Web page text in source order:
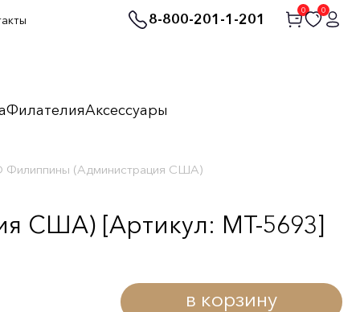
8-800-201-1-201
0 0
ФилателияАксессуары
Филиппины (Администрация США)
США) [Артикул: MT-5693]
в корзину